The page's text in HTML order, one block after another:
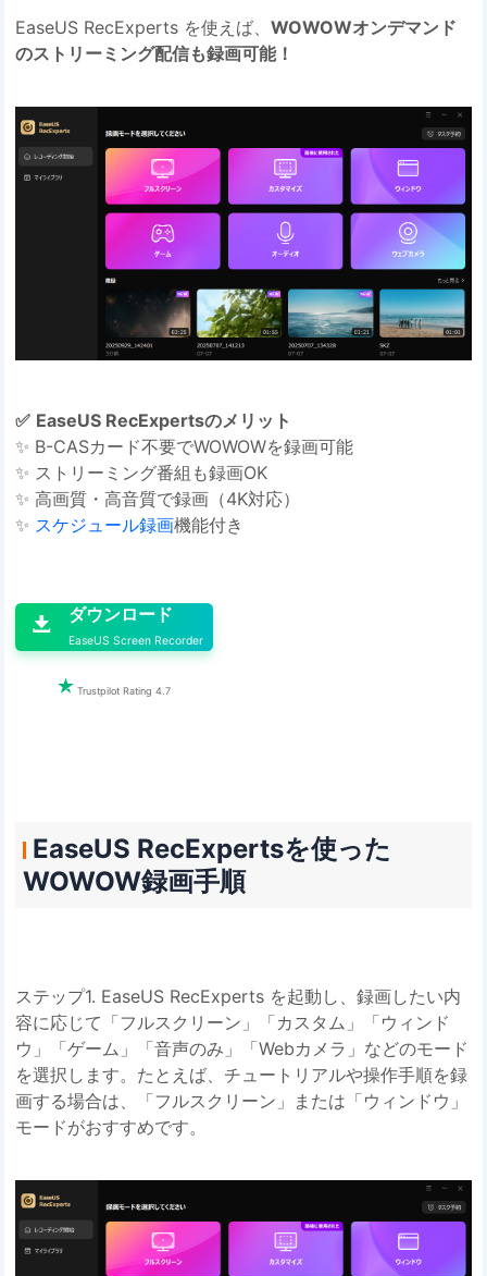
EaseUS RecExperts を使えば、WOWOWオンデマンド
のストリーミング配信も録画可能！
✅ EaseUS RecExpertsのメリット
✨ B-CASカード不要でWOWOWを録画可能
✨ ストリーミング番組も録画OK
✨ 高画質・高音質で録画（4K対応）
✨ スケジュール録画機能付き
 ダウンロード
EaseUS Screen Recorder
 Trustpilot Rating 4.7
EaseUS RecExpertsを使った
WOWOW録画手順
ステップ1. EaseUS RecExperts を起動し、録画したい内
容に応じて「フルスクリーン」「カスタム」「ウィンド
ウ」「ゲーム」「音声のみ」「Webカメラ」などのモード
を選択します。たとえば、チュートリアルや操作手順を録
画する場合は、「フルスクリーン」または「ウィンドウ」
モードがおすすめです。